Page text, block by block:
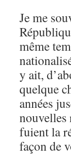
Je me
même
y ait,
quelque
années
fuient la
façon de